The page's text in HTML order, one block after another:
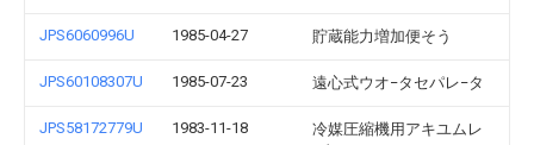
JPS6060996U 1985-04-27 貯蔵能力増加便そう
JPS60108307U 1985-07-23 遠心式ウオ−タセパレ−タ
JPS58172779U 1983-11-18
冷媒圧縮機用アキユムレ